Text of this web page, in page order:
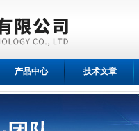
产品中心 技术文章